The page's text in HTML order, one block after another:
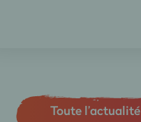
Toute l’actualité